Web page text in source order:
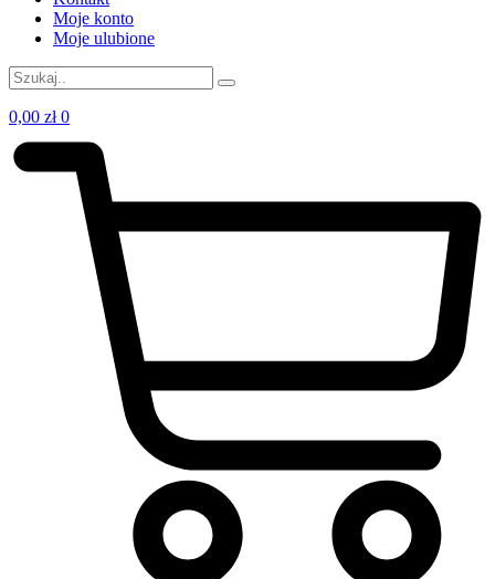
Moje konto
Moje ulubione
0,00 zł 0